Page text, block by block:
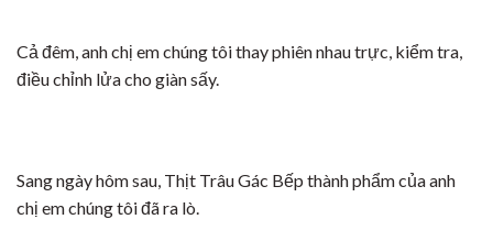
Cả đêm, anh chị em chúng tôi thay phiên nhau trực, kiểm tra,
điều chỉnh lửa cho giàn sấy.
Sang ngày hôm sau, Thịt Trâu Gác Bếp thành phẩm của anh
chị em chúng tôi đã ra lò.